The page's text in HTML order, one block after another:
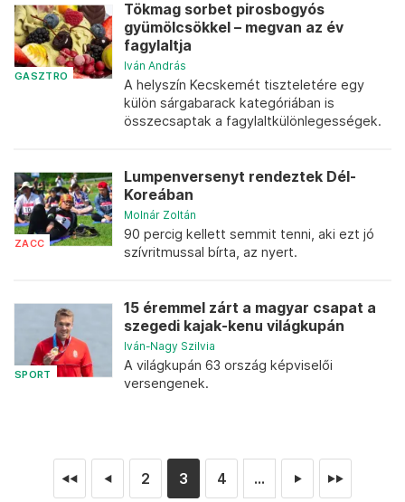
GASZTRO
Tökmag sorbet pirosbogyós
gyümölcsökkel – megvan az év
fagylaltja
Iván András
A helyszín Kecskemét tiszteletére egy
külön sárgabarack kategóriában is
összecsaptak a fagylaltkülönlegességek.
ZACC
Lumpenversenyt rendeztek Dél-
Koreában
Molnár Zoltán
90 percig kellett semmit tenni, aki ezt jó
szívritmussal bírta, az nyert.
SPORT
15 éremmel zárt a magyar csapat a
szegedi kajak-kenu világkupán
Iván-Nagy Szilvia
A világkupán 63 ország képviselői
versengenek.
◄◄ ◄ 2 3 4 ... ► ►►